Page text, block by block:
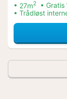
27m2 Gratis
Trådløst